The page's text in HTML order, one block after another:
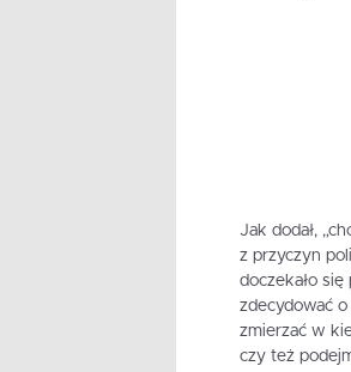
Jak dodał,
z przyczyn
doczekało
zdecydować
zmierzać w
czy też